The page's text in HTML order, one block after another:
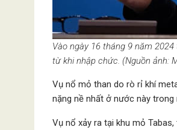
Vào ngày 16 tháng 9 năm
từ khi nhập chức. (Nguồn ảnh:
Vụ nổ mỏ than do rò rỉ khí
nặng nề nhất ở nước này trong
Vụ nổ xảy ra tại khu mỏ